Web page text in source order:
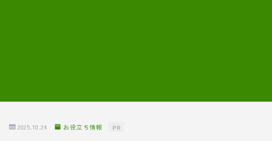
2025.10.24 お役立ち情報 PR